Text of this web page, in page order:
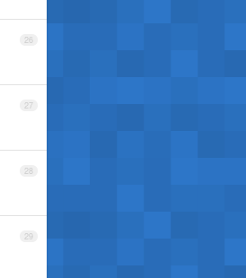
26
27
28
29